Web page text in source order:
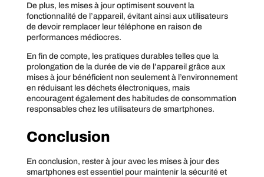
De plus, les mises à jour optimisent souvent la
fonctionnalité de l’appareil, évitant ainsi aux utilisateurs
de devoir remplacer leur téléphone en raison de
performances médiocres.
En fin de compte, les pratiques durables telles que la
prolongation de la durée de vie de l’appareil grâce aux
mises à jour bénéficient non seulement à l’environnement
en réduisant les déchets électroniques, mais
encouragent également des habitudes de consommation
responsables chez les utilisateurs de smartphones.
Conclusion
En conclusion, rester à jour avec les mises à jour des
smartphones est essentiel pour maintenir la sécurité et